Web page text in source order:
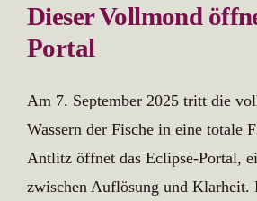
Dieser Vollmond
Portal
Am 7. September 2025 tritt die
Wassern der Fische in eine totale
Antlitz öffnet das Eclipse-Portal,
zwischen Auflösung und Klarheit.